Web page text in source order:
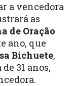
a vencedora
as
de Oração
ano, que
Bichuete,
31 anos,